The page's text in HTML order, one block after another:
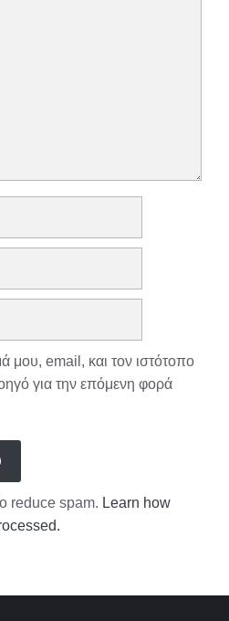
μου, email, και τον ιστότοπο
για την επόμενη φορά
reduce spam. Learn how